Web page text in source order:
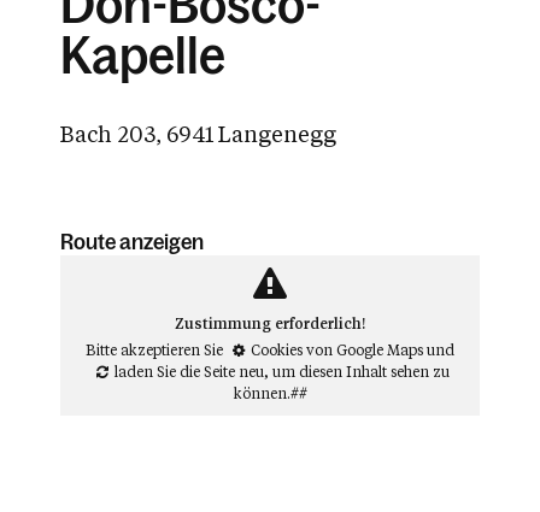
Kapelle
Bach 203, 6941 Langenegg
Route anzeigen
Zustimmung erforderlich!
Bitte akzeptieren Sie
Cookies von Google Mapsund
laden Sie die Seite neu, um diesen Inhalt sehen zu
können.##